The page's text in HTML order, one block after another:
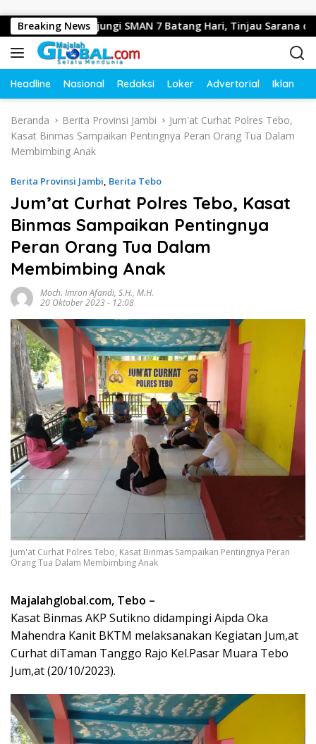
Breaking News
Jambi Kunjungi SMAN 7 Batang Hari, Tinjau Sarana dan
Headline Nasional Redaksi Loker Advertorial Iklan
Beranda Berita Provinsi Jambi
Jum'at Curhat Polres Tebo,
Kasat Binmas Sampaikan Pentingnya Peran Orang Tua Dalam
Membimbing Anak
Berita Provinsi Jambi, Berita Tebo
Jum’at Curhat Polres Tebo, Kasat
Binmas Sampaikan Pentingnya
Peran Orang Tua Dalam
Membimbing Anak
Moch. Imron Afandi, S.H., M.H.
20 Oktober 2023 - 12:08
Jum'at Curhat Polres Tebo, Kasat Binmas Sampaikan Pentingnya Peran
Orang Tua Dalam Membimbing Anak
Majalahglobal.com, Tebo –
Kasat Binmas AKP Sutikno didampingi Aipda Oka
Mahendra Kanit BKTM melaksanakan Kegiatan Jum,at
Curhat diTaman Tanggo Rajo Kel.Pasar Muara Tebo
Jum,at (20/10/2023).